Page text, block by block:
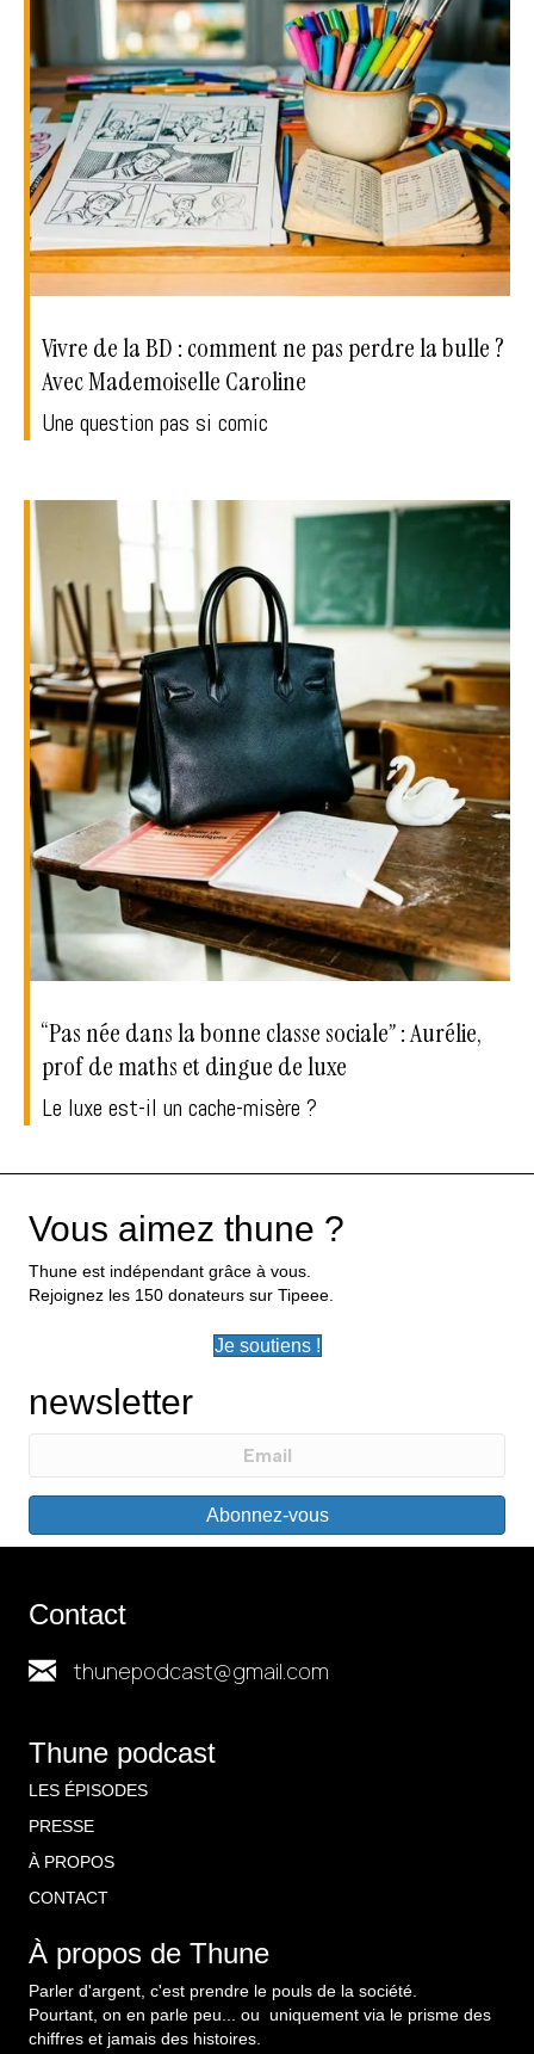
Vivre de la BD : comment ne pas perdre la bulle ?
Avec Mademoiselle Caroline
Une question pas si comic
“Pas née dans la bonne classe sociale” : Aurélie,
prof de maths et dingue de luxe
Le luxe est-il un cache-misère ?
Vous aimez thune ?
Thune est indépendant grâce à vous.
Rejoignez les 150 donateurs sur Tipeee.
Je soutiens !
newsletter
Abonnez-vous
Contact
thunepodcast@gmail.com
Thune podcast
LES ÉPISODES
PRESSE
À PROPOS
CONTACT
À propos de Thune
Parler d'argent, c'est prendre le pouls de la société.
Pourtant, on en parle peu... ou uniquement via le prisme des
chiffres et jamais des histoires.